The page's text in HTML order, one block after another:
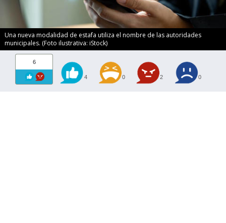
Una nueva modalidad de estafa utiliza el nombre de las autoridades
municipales. (Foto ilustrativa: iStock)
6
4 0 2 0